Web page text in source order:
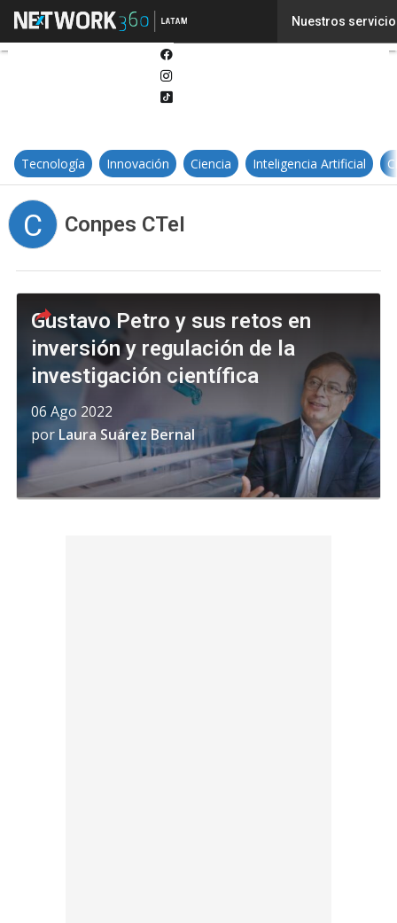
Nuestros
Tecnología Innovación Ciencia Inteligencia Artificial
C Conpes CTeI
Gustavo Petro y sus retos en
inversión y regulación de la
investigación científica
06 Ago 2022
por Laura Suárez Bernal